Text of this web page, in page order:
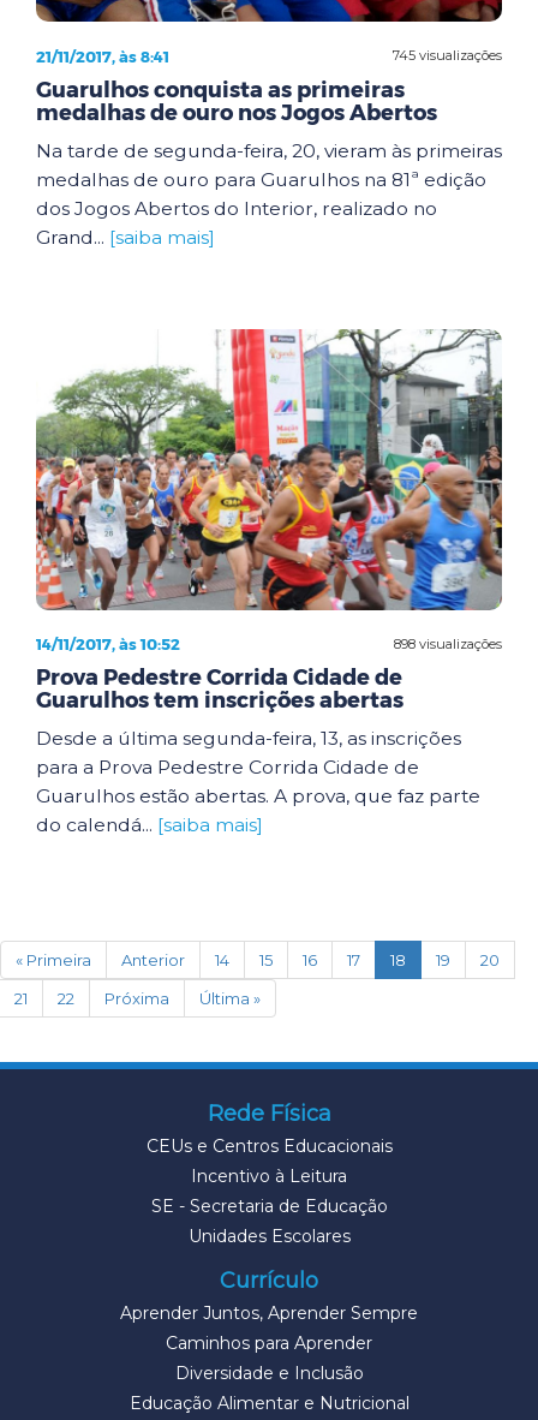
745 visualizações
21/11/2017, às 8:41
Guarulhos conquista as primeiras
medalhas de ouro nos Jogos Abertos
Na tarde de segunda-feira, 20, vieram às primeiras
medalhas de ouro para Guarulhos na 81ª edição
dos Jogos Abertos do Interior, realizado no
Grand... [saiba mais]
898 visualizações
14/11/2017, às 10:52
Prova Pedestre Corrida Cidade de
Guarulhos tem inscrições abertas
Desde a última segunda-feira, 13, as inscrições
para a Prova Pedestre Corrida Cidade de
Guarulhos estão abertas. A prova, que faz parte
do calendá... [saiba mais]
« Primeira Anterior 14 15 16 17 18 (current)
19
20
21
22 Próxima Última »
Rede Física
CEUs e Centros Educacionais
Incentivo à Leitura
SE - Secretaria de Educação
Unidades Escolares
Currículo
Aprender Juntos, Aprender Sempre
Caminhos para Aprender
Diversidade e Inclusão
Educação Alimentar e Nutricional